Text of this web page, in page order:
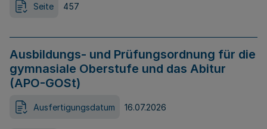
Seite 457
Ausbildungs- und Prüfungsordnung für die
gymnasiale Oberstufe und das Abitur
(APO-GOSt)
Ausfertigungsdatum 16.07.2026